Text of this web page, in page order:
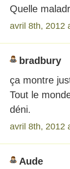
Quelle
avril 8th, 2012
bradbury
ça montre
Tout le
déni.
avril 8th, 2012
Aude